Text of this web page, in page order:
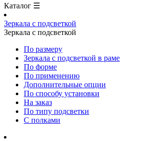
Каталог ☰
Зеркала с подсветкой
Зеркала с подсветкой
По размеру
Зеркала с подсветкой в раме
По форме
По применению
Дополнительные опции
По способу установки
На заказ
По типу подсветки
С полками